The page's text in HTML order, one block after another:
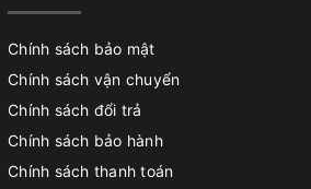
Chính sách bảo mật
Chính sách vận chuyển
Chính sách đổi trả
Chính sách bảo hành
Chính sách thanh toán